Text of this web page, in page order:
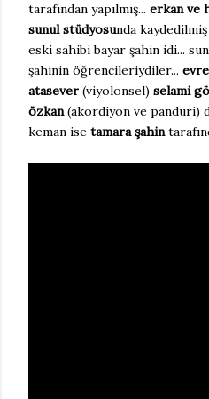
tarafından yapılmış... erkan ve
sunul stüdyosunda
eski sahibi bayar şahin idi...
şahinin öğrencileriydiler...
atasever (viyolonsel) selami
özkan(akordiyon ve panduri)
keman ise tamara şahin